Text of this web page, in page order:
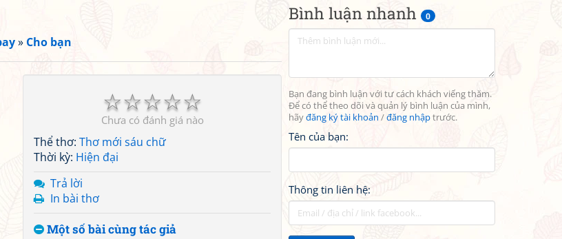
Bình luận nhanh 0
Bạn đang bình luận với tư cách khách viếng thăm.
Để có thể theo dõi và quản lý bình luận của mình,
hãyđăng ký tài khoản /đăng nhậptrước.
Tên của bạn:
Thông tin liên hệ:
» Cho bạn
☆
☆
☆
☆
☆
Chưa có đánh giá nào
Thể thơ: Thơ mới sáu chữ
Thời kỳ: Hiện đại
Trả lời
In bài thơ
Một số bài cùng tác giả